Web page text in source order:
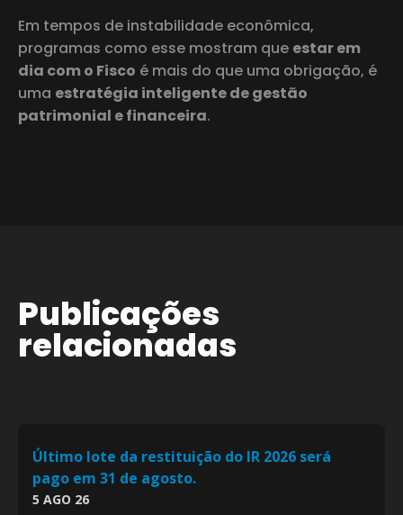
Em tempos de instabilidade econômica,
programas como esse mostram que estar em
dia com o Fisco é mais do que uma obrigação, é
uma estratégia inteligente de gestão
patrimonial e financeira.
Publicações
relacionadas
Último lote da restituição do IR 2026 será
pago em 31 de agosto.
5 AGO 26